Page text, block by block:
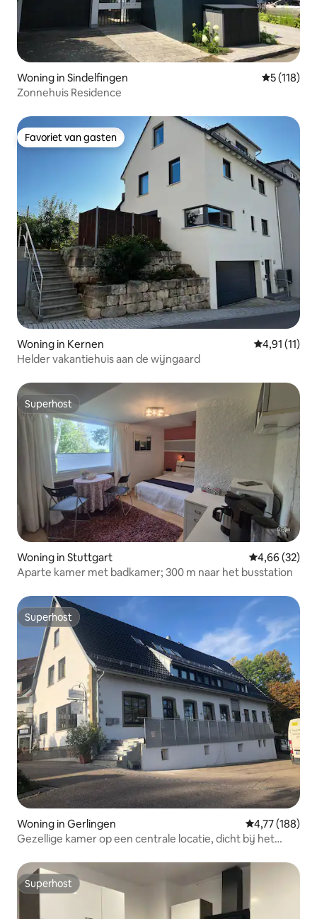
Woning in Sindelfingen
5 (118)
Zonnehuis Residence
Favoriet van gasten
Favoriet van gasten
Woning in Kernen Gemiddelde
4,91 (11)
Helder vakantiehuis aan de wijngaard
Superhost
Superhost
Woning in Stuttgart Gemiddelde
4,66 (32)
Aparte kamer met badkamer; 300 m naar het busstation
Superhost
Superhost
Woning in Gerlingen Gemiddelde
4,77 (188)
Gezellige kamer op een centrale locatie, dicht bij het
Superhost
Superhost